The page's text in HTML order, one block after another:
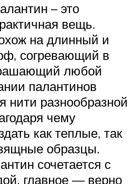
– это
вещь.
на длинный и
согревающий в
любой
палантинов
нити разнообразной
чему
как теплые, так
образцы.
сочетается с
главное — верно